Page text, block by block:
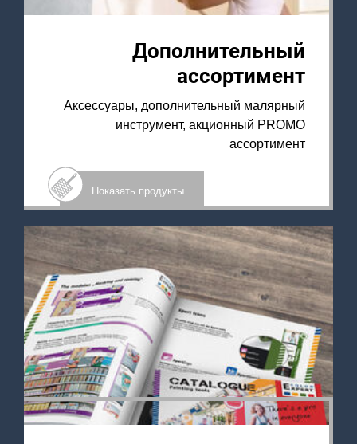
Дополнительный
ассортимент
Аксессуары, дополнительный малярный
инструмент, акционный PROMO
ассортимент
Показать продукты